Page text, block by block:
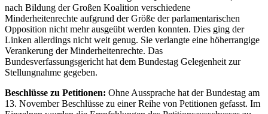
nach Bildung der Großen Koalition verschiedene
Minderheitenrechte aufgrund der Größe der parlamentarischen
Opposition nicht mehr ausgeübt werden konnten. Dies ging der
Linken allerdings nicht weit genug. Sie verlangte eine höherrangige
Verankerung der Minderheitenrechte. Das
Bundesverfassungsgericht hat dem Bundestag Gelegenheit zur
Stellungnahme gegeben.
Beschlüsse zu Petitionen: Ohne Aussprache hat der Bundestag am
13. November Beschlüsse zu einer Reihe von Petitionen gefasst. Im